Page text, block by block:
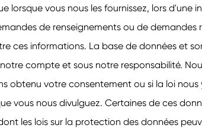
lorsque vous nous les fournissez, lors
de renseignements ou de
ces informations. La base de données et
compte et sous notre responsabilité.
obtenu votre consentement ou si la loi
vous nous divulguez. Certaines de ces
les lois sur la protection des données